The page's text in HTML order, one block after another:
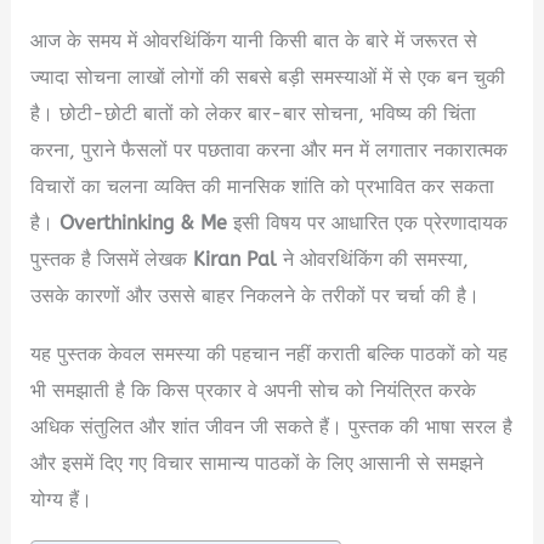
आज के समय में ओवरथिंकिंग यानी किसी बात के बारे में जरूरत से
ज्यादा सोचना लाखों लोगों की सबसे बड़ी समस्याओं में से एक बन चुकी
है। छोटी-छोटी बातों को लेकर बार-बार सोचना, भविष्य की चिंता
करना, पुराने फैसलों पर पछतावा करना और मन में लगातार नकारात्मक
विचारों का चलना व्यक्ति की मानसिक शांति को प्रभावित कर सकता
है। Overthinking & Me इसी विषय पर आधारित एक प्रेरणादायक
पुस्तक है जिसमें लेखक Kiran Pal ने ओवरथिंकिंग की समस्या,
उसके कारणों और उससे बाहर निकलने के तरीकों पर चर्चा की है।
यह पुस्तक केवल समस्या की पहचान नहीं कराती बल्कि पाठकों को यह
भी समझाती है कि किस प्रकार वे अपनी सोच को नियंत्रित करके
अधिक संतुलित और शांत जीवन जी सकते हैं। पुस्तक की भाषा सरल है
और इसमें दिए गए विचार सामान्य पाठकों के लिए आसानी से समझने
योग्य हैं।